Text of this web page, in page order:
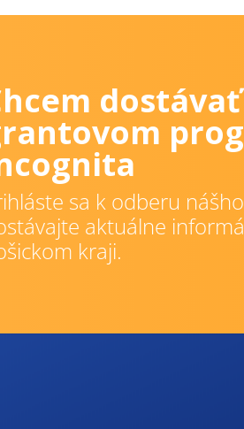
sa k odberu
aktuálne
kraji.